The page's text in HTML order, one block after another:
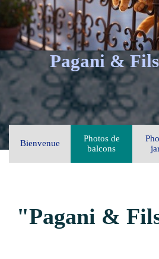
Pagani &
Bienvenue
Photos de
balcons
"Pagani &